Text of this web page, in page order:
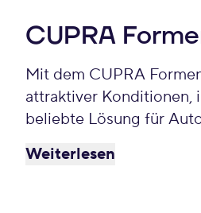
CUPRA
Mit dem CUPRA
attraktiver Konditionen,
beliebte Lösung für
Weiterlesen